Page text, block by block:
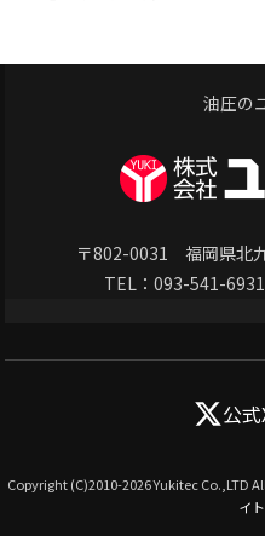
油圧の
〒802-0031 福岡県北
TEL： 093-541-6931
公
Copyright (C)2010-2026 Yukitec Co.,LTD
イ